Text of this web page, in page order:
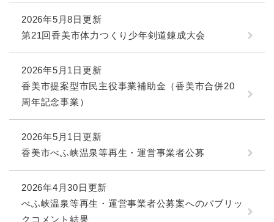
2026年5月8日更新
第21回香美市体力つくり少年剣道錬成大会
2026年5月1日更新
香美市提案型市民主役事業補助金（香美市合併20
周年記念事業）
2026年5月1日更新
香美市べふ峡温泉等再生・運営事業者公募
2026年4月30日更新
べふ峡温泉等再生・運営事業者公募案へのパブリッ
クコメント結果